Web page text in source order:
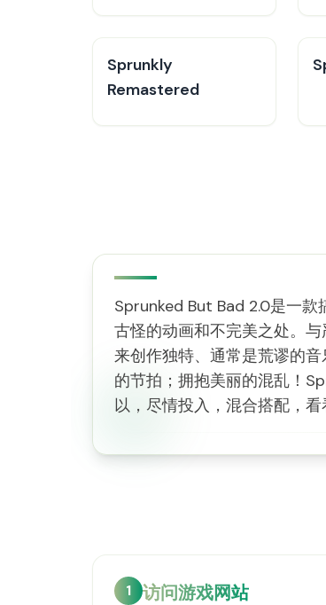
Sprunkly
Remastered
Sprunked But Bad 2.0是一
古怪的动画和不完美之处。
来创作独特、通常是荒谬的
的节拍；拥抱美丽的混乱！
以，尽情投入，混合搭配，
1 访问游戏网站